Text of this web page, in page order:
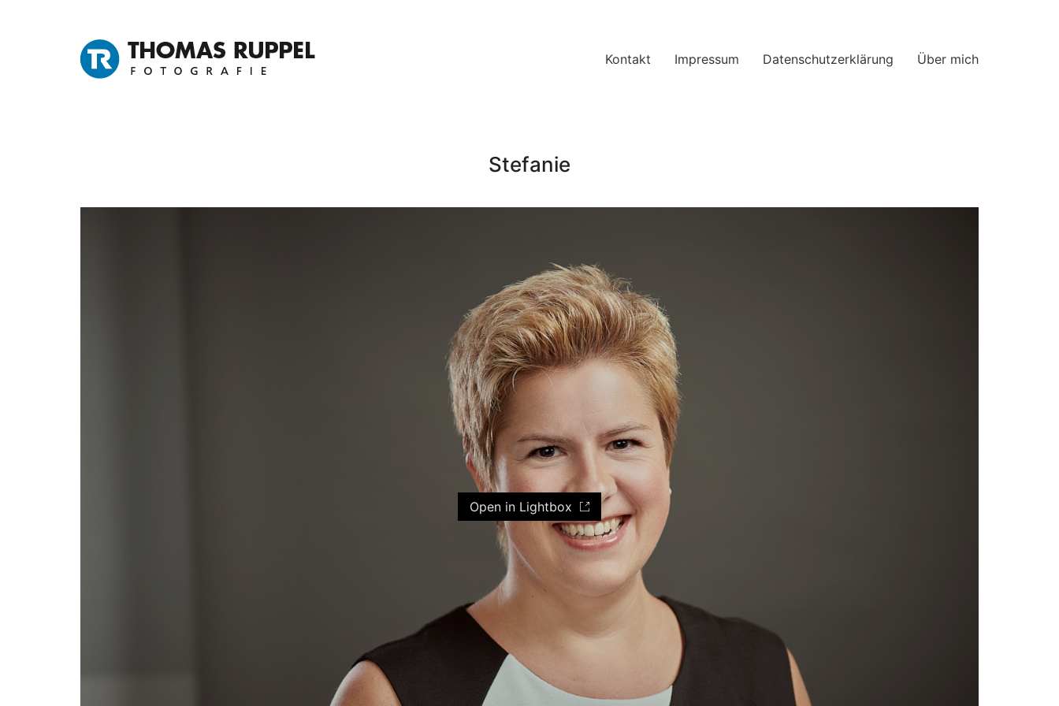
Kontakt Impressum Datenschutzerklärung Über mich
Stefanie
Open in Lightbox